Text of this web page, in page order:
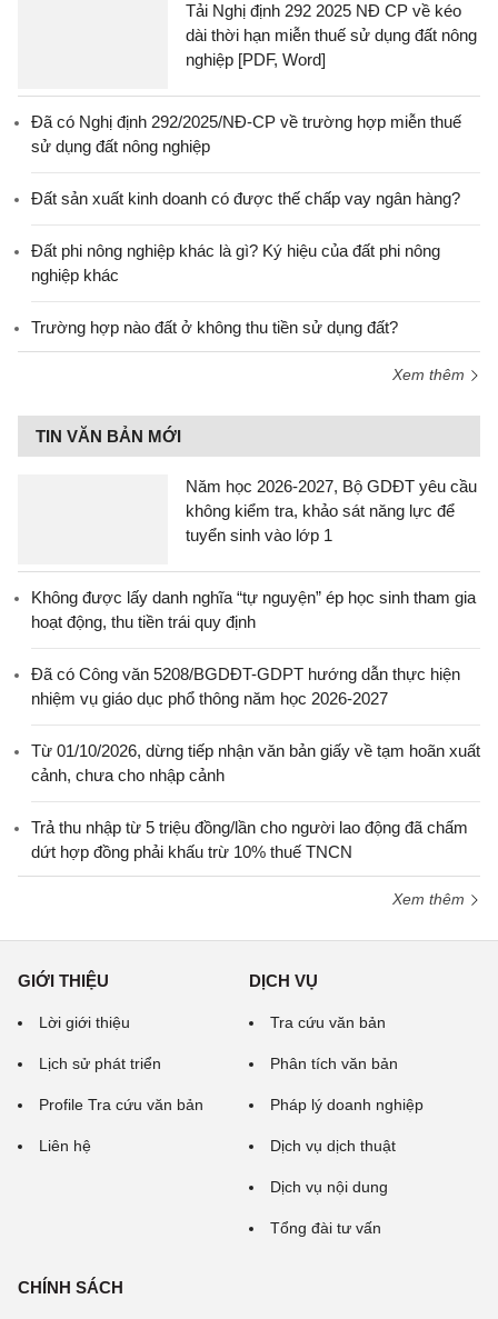
Tải Nghị định 292 2025 NĐ CP về kéo
dài thời hạn miễn thuế sử dụng đất nông
nghiệp [PDF, Word]
Đã có Nghị định 292/2025/NĐ-CP về trường hợp miễn thuế
sử dụng đất nông nghiệp
Đất sản xuất kinh doanh có được thế chấp vay ngân hàng?
Đất phi nông nghiệp khác là gì? Ký hiệu của đất phi nông
nghiệp khác
Trường hợp nào đất ở không thu tiền sử dụng đất?
Xem thêm
TIN VĂN BẢN MỚI
Năm học 2026-2027, Bộ GDĐT yêu cầu
không kiểm tra, khảo sát năng lực để
tuyển sinh vào lớp 1
Không được lấy danh nghĩa “tự nguyện” ép học sinh tham gia
hoạt động, thu tiền trái quy định
Đã có Công văn 5208/BGDĐT-GDPT hướng dẫn thực hiện
nhiệm vụ giáo dục phổ thông năm học 2026-2027
Từ 01/10/2026, dừng tiếp nhận văn bản giấy về tạm hoãn xuất
cảnh, chưa cho nhập cảnh
Trả thu nhập từ 5 triệu đồng/lần cho người lao động đã chấm
dứt hợp đồng phải khấu trừ 10% thuế TNCN
Xem thêm
GIỚI THIỆU
Lời giới thiệu
Lịch sử phát triển
Profile Tra cứu văn bản
Liên hệ
DỊCH VỤ
Tra cứu văn bản
Phân tích văn bản
Pháp lý doanh nghiệp
Dịch vụ dịch thuật
Dịch vụ nội dung
Tổng đài tư vấn
CHÍNH SÁCH